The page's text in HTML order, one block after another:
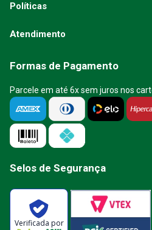
Políticas
Atendimento
Formas de Pagamento
Parcele em até 6x sem juros nos
Selos de Segurança
Verificada por